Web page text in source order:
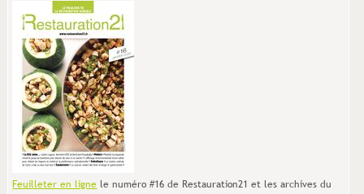
Feuilleter en ligne le numéro #16 de Restauration21 et les archives du